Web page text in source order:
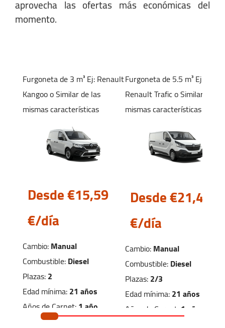
Horario:
Barcelona - Estación Sants
PZA. DE LOS PAISES CATALANES, S/N,
Barcelona Renfe Estación Sants,
+34 652 952 388
barcelonaRES@autofurgo.com
Ver Mapa
Horario:
Lunes-Viernes:07:00 - 23:00
Sábado:07:00 - 23:00
aprovecha las ofertas más económicas del
momento.
Furgoneta de 3 m³Ej: Renault
Kangooo Similar de las
mismas características
Desde €15,59
€/día
Cambio:Manual
Combustible:Diesel
Plazas:2
Edad mínima:21 años
Años de Carnet:1 año
Furgoneta de 5.5 m³Ej:
Renault Trafico Similar de las
mismas características
Desde €21,41
€/día
Cambio:Manual
Combustible:Diesel
Plazas:2/3
Edad mínima:21 años
Años de Carnet: 1 año